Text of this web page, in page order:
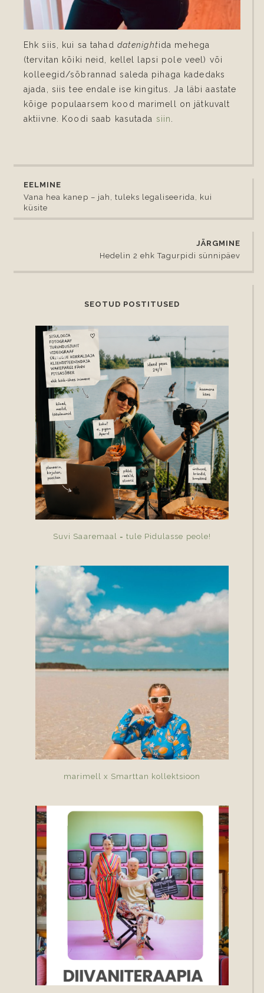
Ehk siis, kui sa tahad datenightida mehega
(tervitan kõiki neid, kellel lapsi pole veel) või
kolleegid/sõbrannad saleda pihaga kadedaks
ajada, siis tee endale ise kingitus. Ja läbi aastate
kõige populaarsem kood marimell on jätkuvalt
aktiivne. Koodi saab kasutada siin
EELMINE
Vana hea kanep – jah, tuleks legaliseerida, kui
küsite
JÄRGMINE
Hedelin 2 ehk Tagurpidi sünnipäev
SEOTUD POSTITUSED
Suvi Saaremaal = tule Pidulasse peole!
marimell x Smarttan kollektsioon